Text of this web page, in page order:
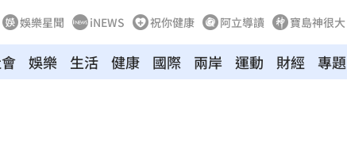
娛樂星聞 iNEWS 祝你健康 阿立導讀 寶島神很大
娛樂 生活 健康 國際 兩岸 運動 財經 專題